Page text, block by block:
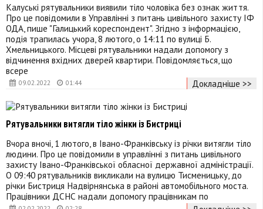
09.02.2022 01:44
Калуські рятувальники виявили тіло чоловіка без ознак життя.
Про це повідомили в Управлінні з питань цивільного захисту ІФ
ОДА, пише "Галицький кореспондент". Згідно з інформацією,
подія трапилась учора, 8 лютого, о 14:11 по вулиці Б.
Хмельницького. Місцеві рятувальники надали допомогу з
відчинення вхідних дверей квартири. Повідомляється, що
всере
Докладніше >>
Рятувальники витягли тіло жінки із Бистриці
Вчора вночі, 1 лютого, в Івано-Франківську із річки витягли тіло
людини. Про це повідомили в управлінні з питань цивільного
захисту Івано-Франківської обласної державної адміністрації.
О 09:40 рятувальників викликали на вулицю Тисменицьку, до
річки Бистриця Надвірнянська в районі автомобільного моста.
Працівники ДСНС надали допомогу працівникам по